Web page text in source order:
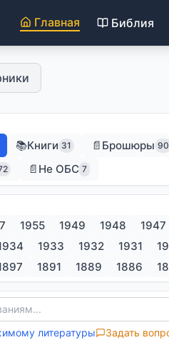
Главная Библия
📚Книги 31 📄 Брошюры 90
📄 Не ОБС 7
1955 1949 1948 1947
1933 1932 1931
1891 1889 1886
литературы Задать